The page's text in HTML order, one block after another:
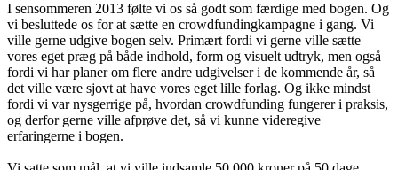
I sensommeren 2013 følte vi os så godt som færdige med bogen. Og
vi besluttede os for at sætte en crowdfundingkampagne i gang. Vi
ville gerne udgive bogen selv. Primært fordi vi gerne ville sætte
vores eget præg på både indhold, form og visuelt udtryk, men også
fordi vi har planer om flere andre udgivelser i de kommende år, så
det ville være sjovt at have vores eget lille forlag. Og ikke mindst
fordi vi var nysgerrige på, hvordan crowdfunding fungerer i praksis,
og derfor gerne ville afprøve det, så vi kunne videregive
erfaringerne i bogen.